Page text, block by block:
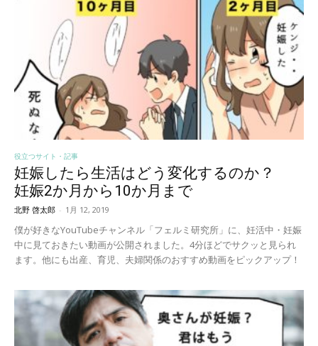
役立つサイト・記事
妊娠したら生活はどう変化するのか？
妊娠2か月から10か月まで
北野 啓太郎 - 1月 12, 2019
僕が好きなYouTubeチャンネル「フェルミ研究所」に、妊活中・妊娠
中に見ておきたい動画が公開されました。4分ほどでサクッと見られ
ます。他にも出産、育児、夫婦関係のおすすめ動画をピックアップ！